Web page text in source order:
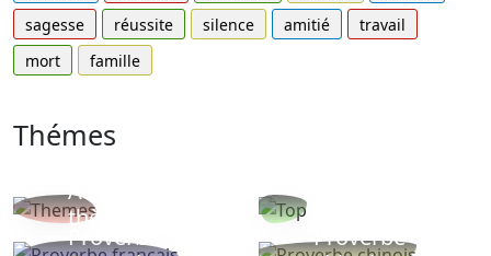
sagesse
réussite silence amitié
travail
mort
famille
Thémes
Autres
thèmes
Proverbe
Proverbe